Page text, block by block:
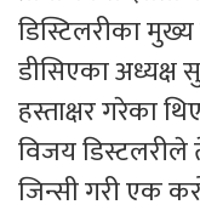
डिस्टिलरीका
डीसिएका अध्यक्ष
हस्ताक्षर गरेका
विजय डिस्टलरीले
जिन्सी गरी एक